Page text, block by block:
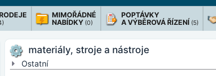
MIMOŘÁDNÉ
NABÍDKY (0)
POPTÁVKY
A VÝBĚROVÁ ŘÍZENÍ (5)
materiály, stroje a nástroje
Ostatní